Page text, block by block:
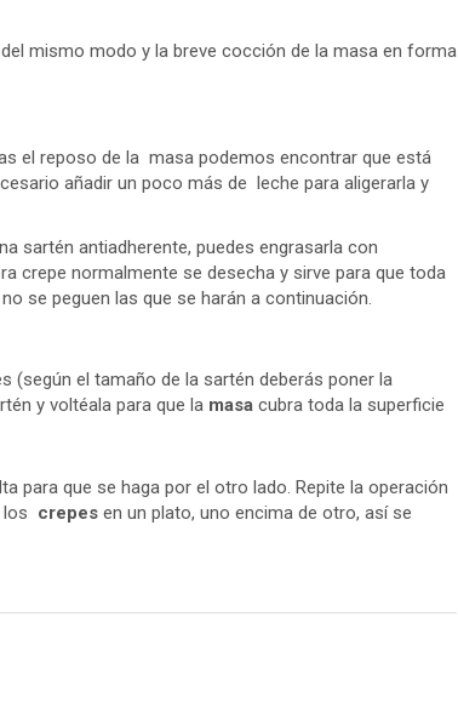
mismo modo y la breve cocción de la masa en forma
el reposo de la masa podemos encontrar que está
añadir un poco más de leche para aligerarla y
sartén antiadherente, puedes engrasarla con
crepe normalmente se desecha y sirve para que toda
se peguen las que se harán a continuación.
el tamaño de la sartén deberás poner la
y voltéala para que la masa cubra toda la superficie
para que se haga por el otro lado. Repite la operación
crepes en un plato, uno encima de otro, así se